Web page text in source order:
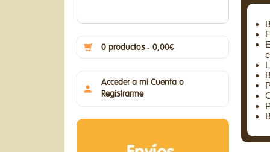
0 productos - 0,00€
Acceder a mi Cuenta o
Registrarme